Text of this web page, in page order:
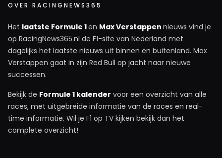
OVER RACINGNEWS365
Het laatste Formule 1en Max Verstappen nieuws vind je
op RacingNews365.nl de F1-site van Nederland met
dagelijks het laatste nieuws uit binnen en buitenland. Max
Verstappen gaat in zijn Red Bull op jacht naar nieuwe
successen.
Bekijk de Formule 1 kalender voor een overzicht van alle
races, met uitgebreide informatie van de races en real-
time informatie. Wil je F1 op TV kijken bekijk dan het
complete overzicht!